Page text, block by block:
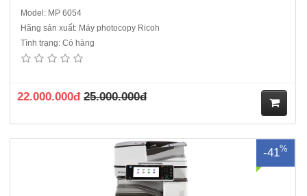
Model: MP 6054
Hãng sản xuất: Máy photocopy Ricoh
Tình trạng: Có hàng
22.000.000đ 25.000.000đ
ua
-41%
Máy photocopy Ricoh MP 5003 mới 95% Chức năng chính :
Photocopy laser đen trắng - in mạng- Scan mạng - Kết nối cổng